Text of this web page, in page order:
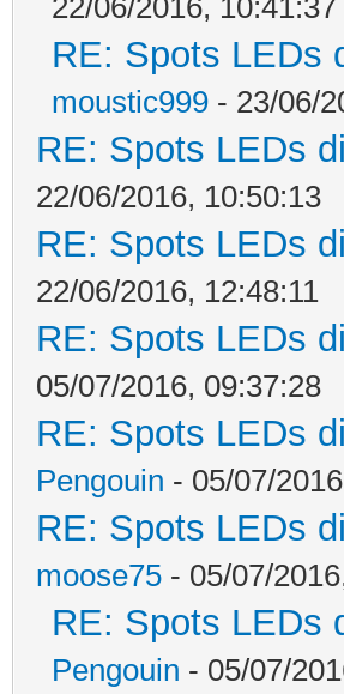
RE: Spots LEDs
moustic999 - 23/06/
RE: Spots LEDs
22/06/2016, 10:50:13
RE: Spots LEDs
22/06/2016, 12:48:11
RE: Spots LEDs
05/07/2016, 09:37:28
RE: Spots LEDs
Pengouin - 05/07/
RE: Spots LEDs
moose75 - 05/07/
RE: Spots LEDs
Pengouin - 05/07/